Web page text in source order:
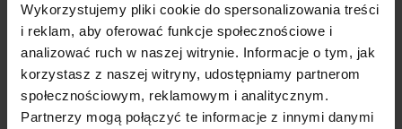
Wykorzystujemy pliki cookie do spersonalizowania treści
i reklam, aby oferować funkcje społecznościowe i
analizować ruch w naszej witrynie. Informacje o tym, jak
korzystasz z naszej witryny, udostępniamy partnerom
społecznościowym, reklamowym i analitycznym.
Partnerzy mogą połączyć te informacje z innymi danymi
Powierzchnia spania: 180x200 cm